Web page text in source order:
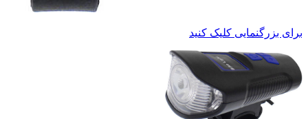
برای بزرگنمایی کلیک کنید